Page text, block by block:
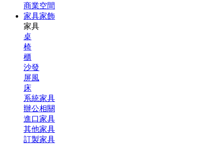
商業空間
家具家飾
家具
桌
椅
櫃
沙發
屏風
床
系統家具
辦公相關
進口家具
其他家具
訂製家具